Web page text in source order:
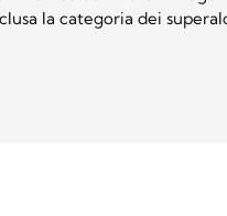
la categoria dei